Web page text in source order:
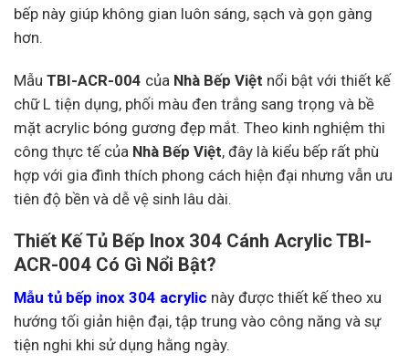
bếp này giúp không gian luôn sáng, sạch và gọn gàng
hơn.
Mẫu TBI-ACR-004 của Nhà Bếp Việt nổi bật với thiết kế
chữ L tiện dụng, phối màu đen trắng sang trọng và bề
mặt acrylic bóng gương đẹp mắt. Theo kinh nghiệm thi
công thực tế của Nhà Bếp Việt, đây là kiểu bếp rất phù
hợp với gia đình thích phong cách hiện đại nhưng vẫn ưu
tiên độ bền và dễ vệ sinh lâu dài.
Thiết Kế Tủ Bếp Inox 304 Cánh Acrylic TBI-
ACR-004 Có Gì Nổi Bật?
Mẫu tủ bếp inox 304 acrylic này được thiết kế theo xu
hướng tối giản hiện đại, tập trung vào công năng và sự
tiện nghi khi sử dụng hằng ngày.